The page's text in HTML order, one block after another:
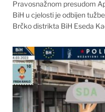
Pravosnažnom presudom
BiH u cjelosti je odbijen
Brčko distrikta BiH Eseda